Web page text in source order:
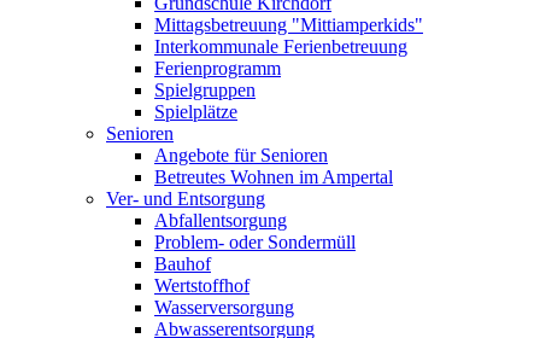
Mittagsbetreuung "Mittiamperkids"
Interkommunale Ferienbetreuung
Ferienprogramm
Spielgruppen
Spielplätze
Senioren
Angebote für Senioren
Betreutes Wohnen im Ampertal
Ver- und Entsorgung
Abfallentsorgung
Problem- oder Sondermüll
Bauhof
Wertstoffhof
Wasserversorgung
Abwasserentsorgung